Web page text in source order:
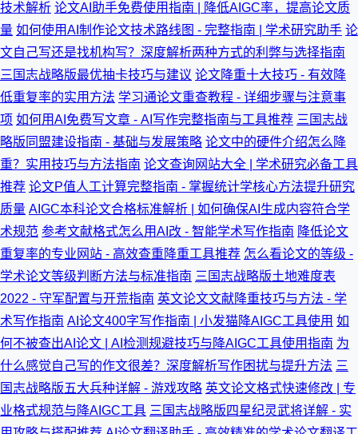
技术解析 论文AI助手免费使用指南 | 降低AIGC率，提高论文质
量 如何使用AI制作论文技术路线图 - 完整指南 | 学术研究助手 论
文自己写还是找机构写？深度解析两种方式的利弊与选择指南
三国志战略版最优抽卡技巧与建议 论文降重十大技巧 - 有效降
低重复率的实用方法 学习通论文重查教程 - 详细步骤与注意事
项 如何用AI免费写文章 - AI写作完整指南与工具推荐 三国志战
略版同盟建设指南 - 基础与发展策略 论文中的硬件介绍怎么降
重？实用技巧与方法指南 论文查询网站大全 | 学术研究必备工具
推荐 论文P值人工计算完整指南 - 掌握统计学核心方法提升研究
质量 AIGC本科论文合格标准解析 | 如何确保AI生成内容符合学
术规范 参考文献格式怎么用AI改 - 智能学术写作指南 降低论文
重复率的专业网站 - 高效查重降重工具推荐 怎么看论文的等级 -
学术论文等级判断方法与标准指南 三国志战略版土地难度表
2022 - 守军配置与开荒指南 英文论文文献降重技巧与方法 - 学
术写作指南 AI论文400字写作指南 | 小发猫降AIGC工具使用 如
何不被查出AI论文 | AI检测规避技巧与降AIGC工具使用指南 为
什么感觉自己写的作文很差？深度解析写作困扰与提升方法 三
国志战略版五大兵种详解 - 游戏攻略 英文论文格式快速修改 | 专
业格式规范与降AIGC工具 三国志战略版四星纪灵武将详解 - 实